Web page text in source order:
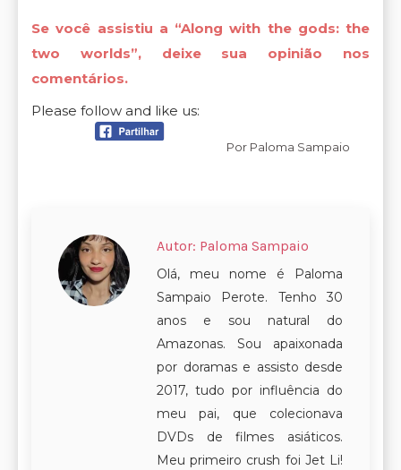
Se você assistiu a “Along with the gods: the
two worlds”, deixe sua opinião nos
comentários.
Please follow and like us:
Por Paloma Sampaio
Autor: Paloma Sampaio
Olá, meu nome é Paloma
Sampaio Perote. Tenho 30
anos e sou natural do
Amazonas. Sou apaixonada
por doramas e assisto desde
2017, tudo por influência do
meu pai, que colecionava
DVDs de filmes asiáticos.
Meu primeiro crush foi Jet Li!